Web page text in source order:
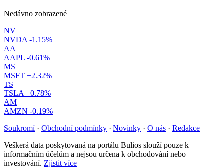
Nedávno zobrazené
NV
NVDA -1.15%
AA
AAPL -0.61%
MS
MSFT +2.32%
TS
TSLA +0.78%
AM
AMZN -0.19%
Soukromí · Obchodní podmínky · Novinky · O nás · Redakce
Veškerá data poskytovaná na portálu Bulios slouží pouze k
informačním účelům a nejsou určena k obchodování nebo
investování. Zjistit více